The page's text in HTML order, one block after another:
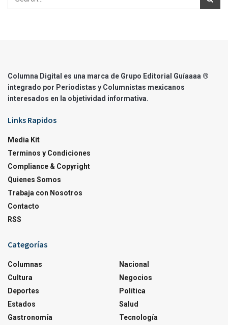
Columna Digital es una marca de Grupo Editorial Guíaaaa ®
integrado por Periodistas y Columnistas mexicanos
interesados en la objetividad informativa.
Links Rapidos
Media Kit
Terminos y Condiciones
Compliance & Copyright
Quienes Somos
Trabaja con Nosotros
Contacto
RSS
Categorías
Columnas
Cultura
Deportes
Estados
Gastronomía
Nacional
Negocios
Política
Salud
Tecnología